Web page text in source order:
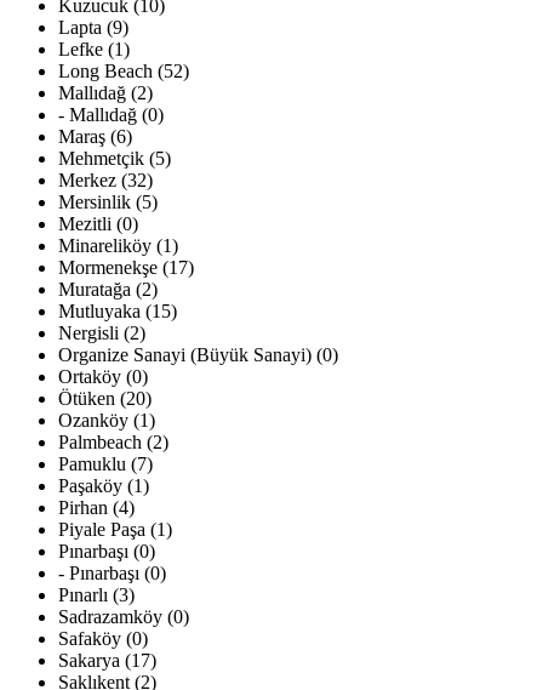
Kuzucuk (10)
Lapta (9)
Lefke (1)
Long Beach (52)
Mallıdağ (2)
- Mallıdağ (0)
Maraş (6)
Mehmetçik (5)
Merkez (32)
Mersinlik (5)
Mezitli (0)
Minareliköy (1)
Mormenekşe (17)
Muratağa (2)
Mutluyaka (15)
Nergisli (2)
Organize Sanayi (Büyük Sanayi) (0)
Ortaköy (0)
Ötüken (20)
Ozanköy (1)
Palmbeach (2)
Pamuklu (7)
Paşaköy (1)
Pirhan (4)
Piyale Paşa (1)
Pınarbaşı (0)
- Pınarbaşı (0)
Pınarlı (3)
Sadrazamköy (0)
Safaköy (0)
Sakarya (17)
Saklıkent (2)